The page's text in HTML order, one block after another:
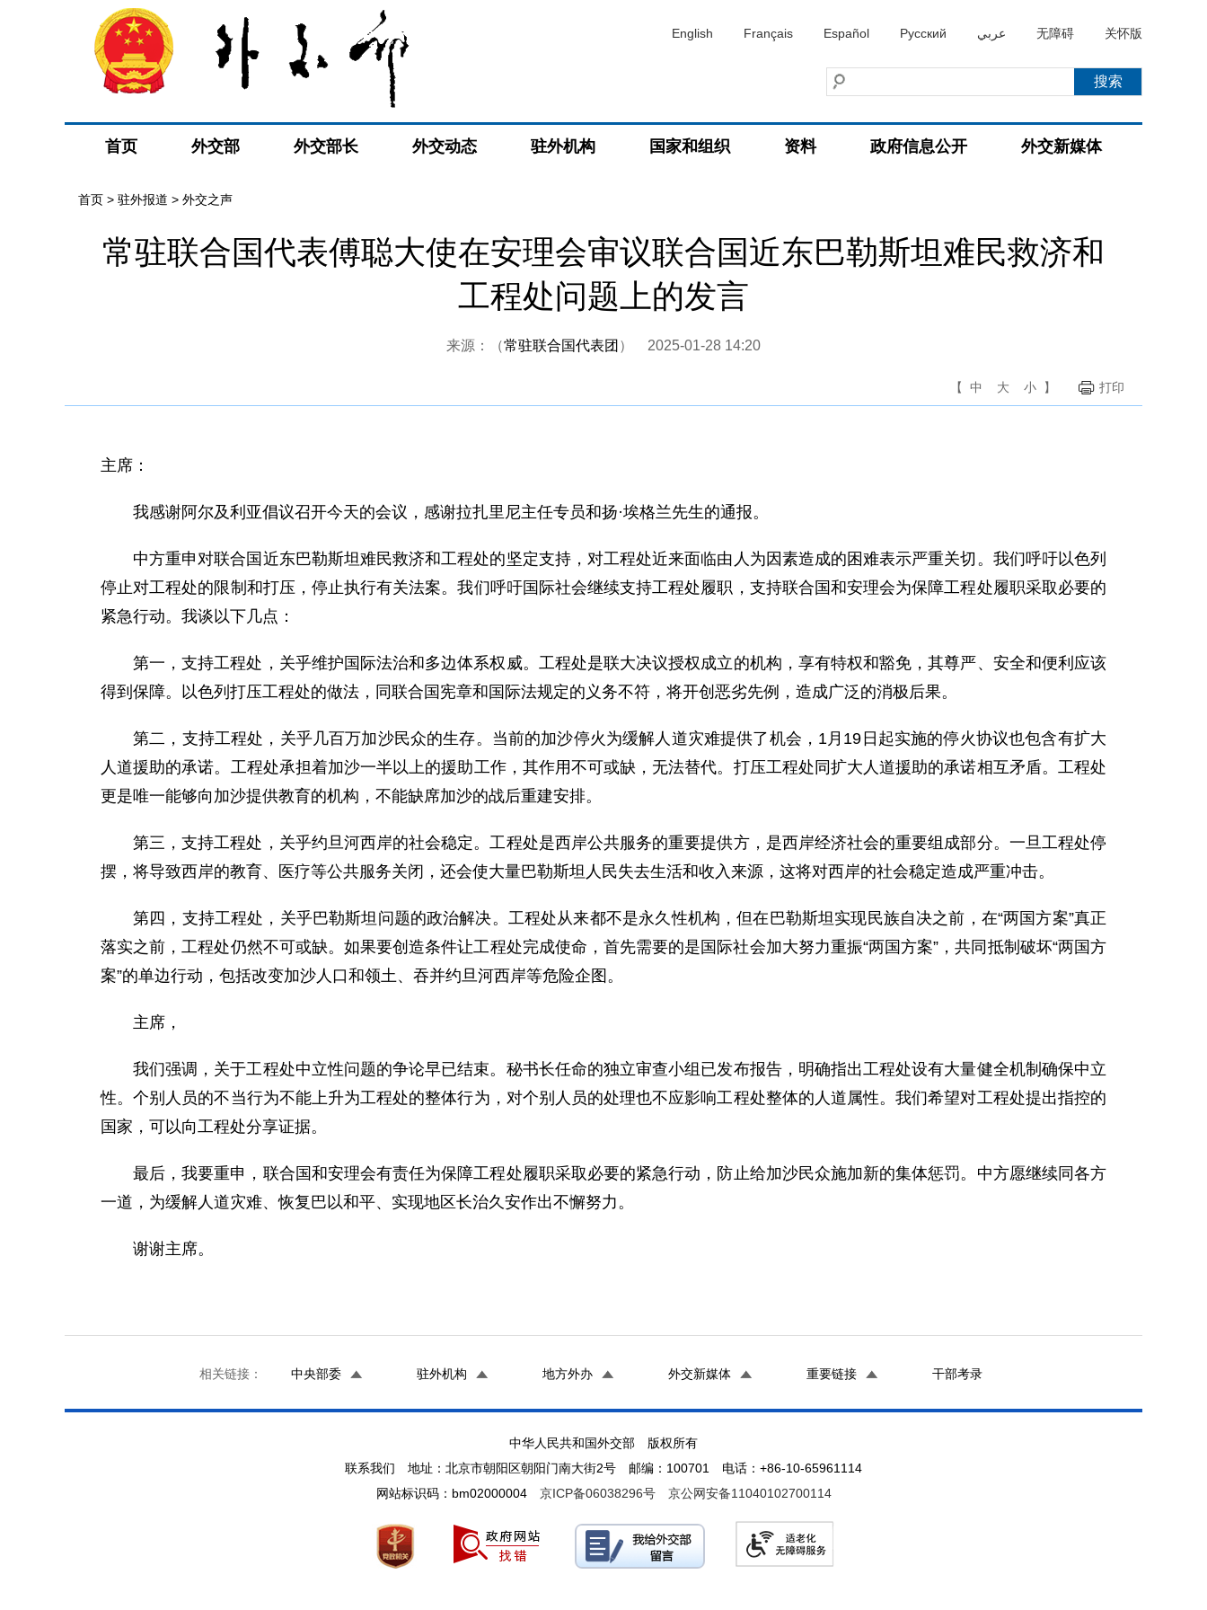
English Français Español Русский عربي 无障碍 关怀版
首页 外交部 外交部长 外交动态 驻外机构 国家和组织 资料 政府信息公开 外交新媒体
首页 > 驻外报道 > 外交之声
常驻联合国代表傅聪大使在安理会审议联合国近东巴勒斯坦难民救济和
工程处问题上的发言
来源：（常驻联合国代表团 ） 2025-01-28 14:20
【 中 大 小 】 打印
主席：
我感谢阿尔及利亚倡议召开今天的会议，感谢拉扎里尼主任专员和扬·埃格兰先生的通报。
中方重申对联合国近东巴勒斯坦难民救济和工程处的坚定支持，对工程处近来面临由人为因素造成的困难表示严重关切。我们呼吁以色列
停止对工程处的限制和打压，停止执行有关法案。我们呼吁国际社会继续支持工程处履职，支持联合国和安理会为保障工程处履职采取必要的
紧急行动。我谈以下几点：
第一，支持工程处，关乎维护国际法治和多边体系权威。工程处是联大决议授权成立的机构，享有特权和豁免，其尊严、安全和便利应该
得到保障。以色列打压工程处的做法，同联合国宪章和国际法规定的义务不符，将开创恶劣先例，造成广泛的消极后果。
第二，支持工程处，关乎几百万加沙民众的生存。当前的加沙停火为缓解人道灾难提供了机会，1月19日起实施的停火协议也包含有扩大
人道援助的承诺。工程处承担着加沙一半以上的援助工作，其作用不可或缺，无法替代。打压工程处同扩大人道援助的承诺相互矛盾。工程处
更是唯一能够向加沙提供教育的机构，不能缺席加沙的战后重建安排。
第三，支持工程处，关乎约旦河西岸的社会稳定。工程处是西岸公共服务的重要提供方，是西岸经济社会的重要组成部分。一旦工程处停
摆，将导致西岸的教育、医疗等公共服务关闭，还会使大量巴勒斯坦人民失去生活和收入来源，这将对西岸的社会稳定造成严重冲击。
第四，支持工程处，关乎巴勒斯坦问题的政治解决。工程处从来都不是永久性机构，但在巴勒斯坦实现民族自决之前，在“两国方案”真正
落实之前，工程处仍然不可或缺。如果要创造条件让工程处完成使命，首先需要的是国际社会加大努力重振“两国方案”，共同抵制破坏“两国方
案”的单边行动，包括改变加沙人口和领土、吞并约旦河西岸等危险企图。
主席，
我们强调，关于工程处中立性问题的争论早已结束。秘书长任命的独立审查小组已发布报告，明确指出工程处设有大量健全机制确保中立
性。个别人员的不当行为不能上升为工程处的整体行为，对个别人员的处理也不应影响工程处整体的人道属性。我们希望对工程处提出指控的
国家，可以向工程处分享证据。
最后，我要重申，联合国和安理会有责任为保障工程处履职采取必要的紧急行动，防止给加沙民众施加新的集体惩罚。中方愿继续同各方
一道，为缓解人道灾难、恢复巴以和平、实现地区长治久安作出不懈努力。
谢谢主席。
相关链接： 中央部委 驻外机构 地方外办 外交新媒体 重要链接 干部考录
中华人民共和国外交部 版权所有
联系我们 地址：北京市朝阳区朝阳门南大街2号 邮编：100701 电话：+86-10-65961114
网站标识码：bm02000004 京ICP备06038296号 京公网安备11040102700114